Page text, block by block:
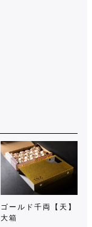
ゴールド千両【天】
大箱